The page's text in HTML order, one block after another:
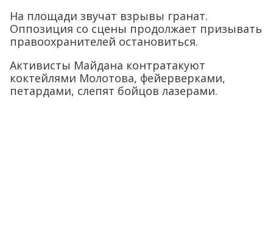
На площади звучат взрывы гранат.
Оппозиция со сцены продолжает призывать
правоохранителей остановиться.
Активисты Майдана контратакуют
коктейлями Молотова, фейерверками,
петардами, слепят бойцов лазерами.